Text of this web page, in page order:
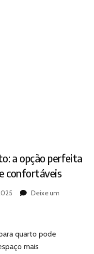
a opção perfeita
confortáveis
Deixe um
quarto pode
mais